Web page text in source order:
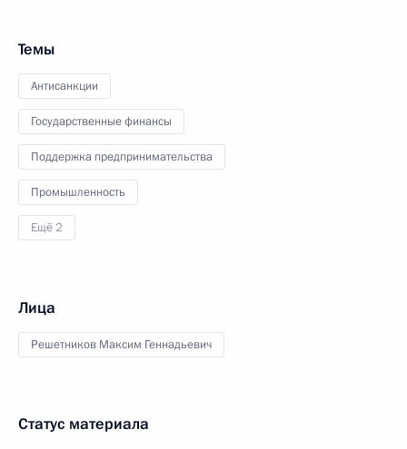
Темы
Антисанкции
Государственные финансы
Поддержка предпринимательства
Промышленность
Ещё 2
Лица
Решетников Максим Геннадьевич
Статус материала